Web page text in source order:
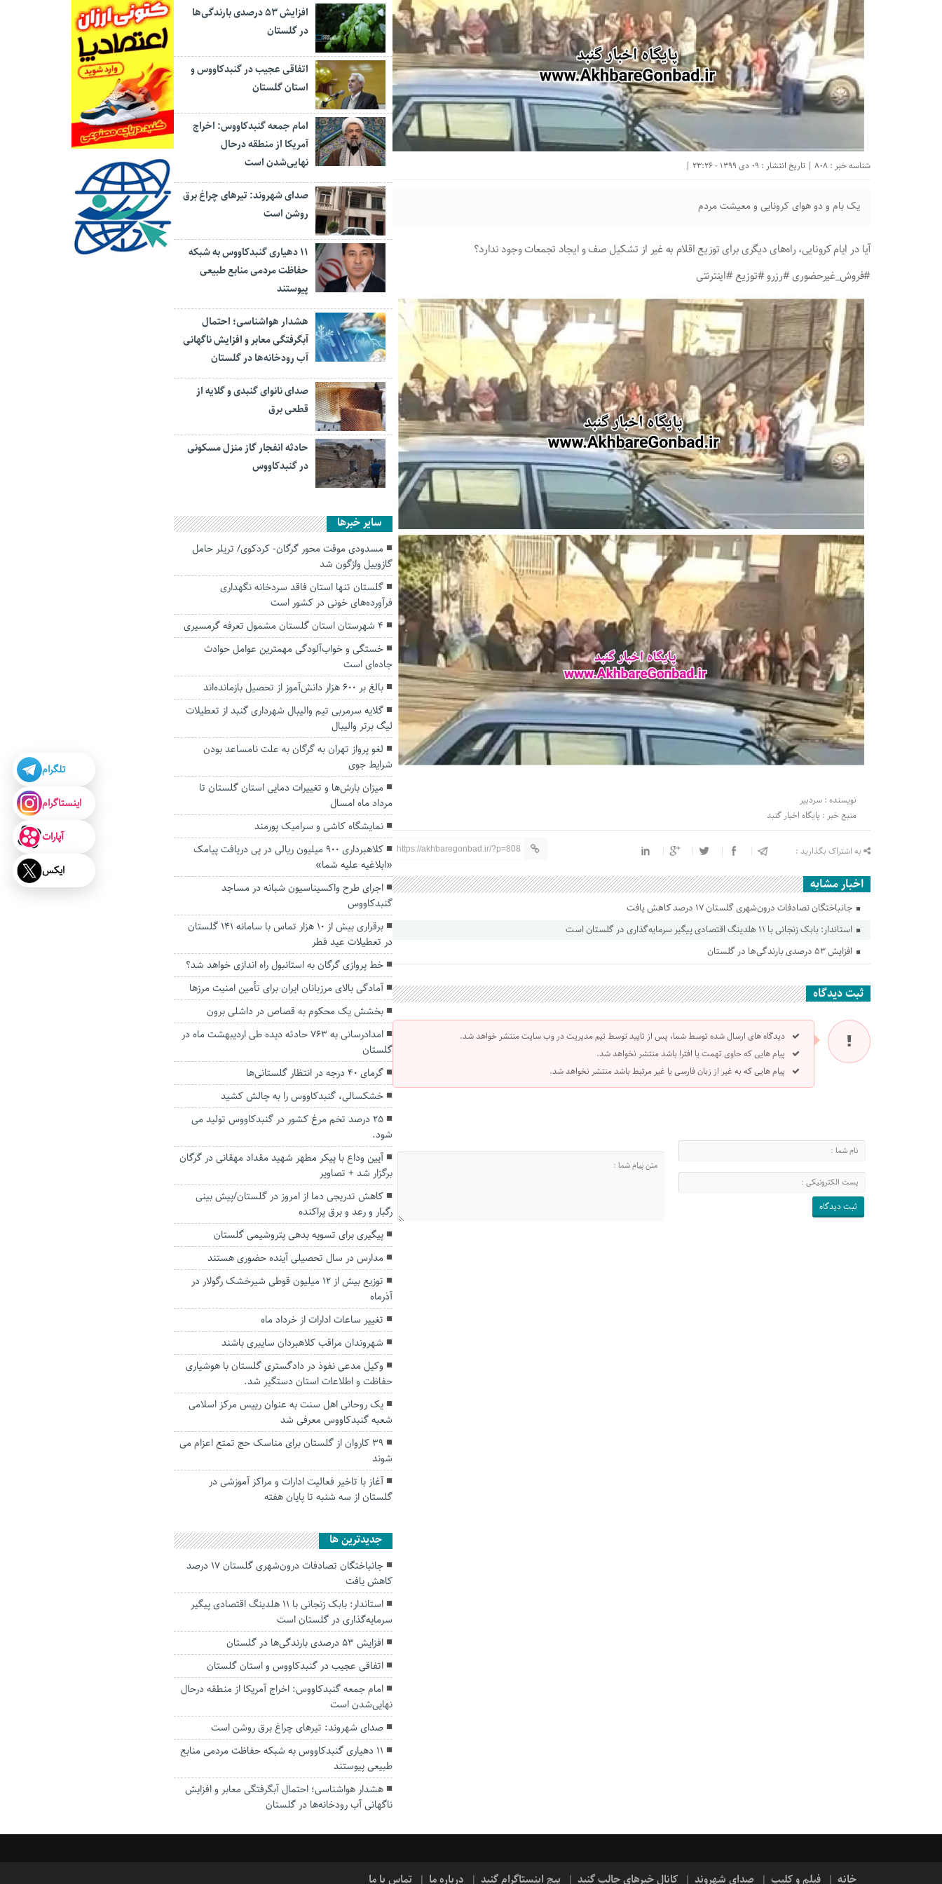
شناسه خبر : 808 | تاریخ انتشار : 09 دی 1399 - 23:26 |
یک بام و دو هوای کرونایی و معیشت مردم
آیا در ایام کرونایی، راه‌های دیگری برای توزیع اقلام به غیر از تشکیل صف و ایجاد تجمعات وجود ندارد؟
#فروش_غیرحضوری #رزرو #توزیع #اینترنتی
نویسنده : سردبیر
منبع خبر : پایگاه اخبار گنبد
به اشتراک بگذارید : https://akhbaregonbad.ir/?p=808
اخبار مشابه
جانباختگان تصادفات درون‌شهری گلستان ۱۷ درصد کاهش یافت
استاندار: بابک زنجانی با ۱۱ هلدینگ اقتصادی پیگیر سرمایه‌گذاری در گلستان است
افزایش ۵۳ درصدی بارندگی‌ها در گلستان
ثبت دیدگاه
دیدگاه های ارسال شده توسط شما، پس از تایید توسط تیم مدیریت در وب سایت منتشر خواهد شد.
پیام هایی که حاوی تهمت یا افترا باشد منتشر نخواهد شد.
پیام هایی که به غیر از زبان فارسی یا غیر مرتبط باشد منتشر نخواهد شد.
افزایش ۵۳ درصدی بارندگی‌ها
در گلستان
اتفاقی عجیب در‌ گنبدکاووس و
استان گلستان
امام جمعه گنبدکاووس: اخراج
آمریکا از منطقه درحال
نهایی‌شدن است
صدای شهروند: تیرهای چراغ برق
روشن است
۱۱ دهیاری گنبدکاووس به شبکه
حفاظت مردمی منابع طبیعی
پیوستند
هشدار هواشناسی؛ احتمال
آبگرفتگی معابر و افزایش ناگهانی
آب رودخانه‌ها در گلستان
صدای نانوای گنبدی و گلایه از
قطعی برق
حادثه انفجار گاز منزل مسکونی
در گنبدکاووس
سایر خبرها
مسدودی موقت محور گرگان- کردکوی/ تریلر حامل
گازوییل واژگون شد
گلستان تنها استان فاقد سردخانه نگهداری
فرآورده‌های خونی در کشور است
4 شهرستان استان گلستان مشمول تعرفه گرمسیری
خستگی و خواب‌آلودگی مهمترین عوامل حوادث
جاده‌ای است
بالغ بر ۶۰۰ هزار دانش‌آموز از تحصیل بازمانده‌اند
گلایه سرمربی تیم والیبال شهرداری گنبد از تعطیلات
لیگ برتر والیبال
لغو پرواز تهران به گرگان به علت نامساعد بودن
شرایط جوی
میزان بارش‌ها و تغییرات دمایی استان گلستان تا
مرداد ماه امسال
نمایشگاه کاشی و سرامیک پورمند
کلاهبرداری ۹۰۰ میلیون ریالی در پی دریافت پیامک
«ابلاغیه علیه شما»
اجرای طرح واکسیناسیون شبانه در مساجد
گنبدکاووس
برقراری بیش از ۱۰ هزار تماس با سامانه ۱۴۱ گلستان
در تعطیلات عید فطر
خط پروازی گرگان به استانبول راه اندازی خواهد شد؟
آمادگی بالای مرزبانان ایران برای تأمین امنیت مرزها
بخشش یک محکوم به قصاص در داشلی برون
امدادرسانی به ۷۶۳ حادثه دیده طی اردیبهشت ماه در
گلستان
گرمای ۴۰ درجه در انتظار گلستانی‌ها
خشکسالی، گنبدکاووس را به چالش کشید
۲۵ درصد تخم مرغ کشور در گنبدکاووس تولید می
شود.
آیین وداع با پیکر مطهر شهید مقداد مهقانی در گرگان
برگزار شد + تصاویر
کاهش تدریجی دما از امروز در گلستان/پیش بینی
رگبار و رعد و برق پراکنده
پیگیری برای تسویه بدهی پتروشیمی گلستان
مدارس در سال تحصیلی آینده حضوری هستند
توزیع بیش از ۱۲ میلیون قوطی شیرخشک رگولار در
آذرماه
تغییر ساعات ادارات از خرداد ماه
شهروندان مراقب کلاهبردان سایبری باشند
وکیل مدعی نفوذ در دادگستری گلستان با هوشیاری
حفاظت و اطلاعات استان دستگیر شد.
یک روحانی اهل سنت به عنوان رییس مرکز اسلامی
شعبه گنبدکاووس معرفی شد
۳۹ کاروان از گلستان برای مناسک حج تمتع اعزام می
شوند
آغاز با تاخیر فعالیت ادارات و مراکز آموزشی در
گلستان از سه شنبه تا پایان هفته
جديدترين ها
جانباختگان تصادفات درون‌شهری گلستان ۱۷ درصد
کاهش یافت
استاندار: بابک زنجانی با ۱۱ هلدینگ اقتصادی پیگیر
سرمایه‌گذاری در گلستان است
افزایش ۵۳ درصدی بارندگی‌ها در گلستان
اتفاقی عجیب در‌ گنبدکاووس و استان گلستان
امام جمعه گنبدکاووس: اخراج آمریکا از منطقه درحال
نهایی‌شدن است
صدای شهروند: تیرهای چراغ برق روشن است
۱۱ دهیاری گنبدکاووس به شبکه حفاظت مردمی منابع
طبیعی پیوستند
هشدار هواشناسی؛ احتمال آبگرفتگی معابر و افزایش
ناگهانی آب رودخانه‌ها در گلستان
خانه فیلم و کلیپ صدای شهروند کانال خبرهای جالب گنبد پیج اینستاگرام گنبد درباره ما تماس با ما
تلگرام
اینستاگرام
آپارات
ایکس